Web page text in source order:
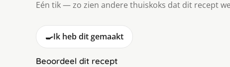
Eén tik — zo zien andere thuiskoks dat dit recept
🍳Ik heb dit gemaakt
Beoordeel dit recept